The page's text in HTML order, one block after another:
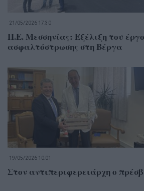
21/05/2026 17:30
Π.Ε. Μεσσηνίας: Εξέλιξη του
ασφαλτόστρωσης στη Βέργα
19/05/2026 10:01
Στον αντιπεριφερειάρχη ο